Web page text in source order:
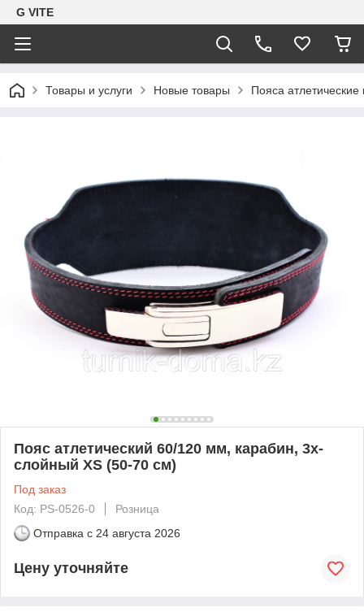
G VITE
Товары и услуги Новые товары Пояса
Пояс атлетический 60/120 мм, карабин, 3х-
слойный XS (50-70 см)
Под заказ
Код: PS-0526-0
Розница
Отправка с 24 августа 2026
Цену уточняйте